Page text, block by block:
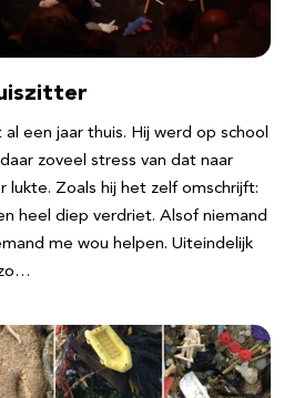
een jaar thuis. Hij werd op school
zoveel stress van dat naar
lukte. Zoals hij het zelf omschrijft:
heel diep verdriet. Alsof niemand
me wou helpen. Uiteindelijk